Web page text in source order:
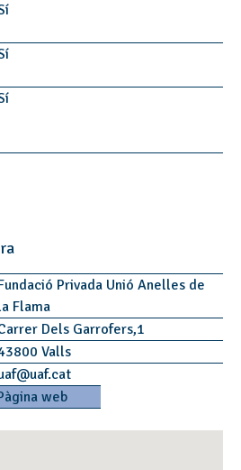
Privada Unió Anelles de
Flama
Dels Garrofers,1
Valls
@uaf.cat
web